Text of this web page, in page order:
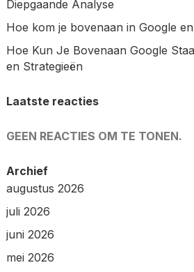
Diepgaande Analyse
Hoe kom je bovenaan in Google
Hoe Kun Je Bovenaan Google
en Strategieën
Laatste reacties
GEEN REACTIES OM TE TONEN.
Archief
augustus 2026
juli 2026
juni 2026
mei 2026